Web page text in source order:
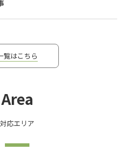
覧はこちら
Area
対応エリア